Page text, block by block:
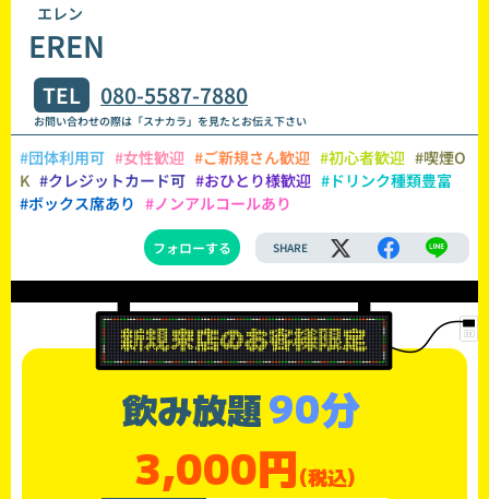
エレン
EREN
TEL 080-5587-7880
お問い合わせの際は「スナカラ」を見たとお伝え下さい
#団体利用可 #女性歓迎 #ご新規さん歓迎 #初心者歓迎 #喫煙O
K #クレジットカード可 #おひとり様歓迎 #ドリンク種類豊富
#ボックス席あり #ノンアルコールあり
フォローする SHARE
飲み放題90分
3,000円(税込)